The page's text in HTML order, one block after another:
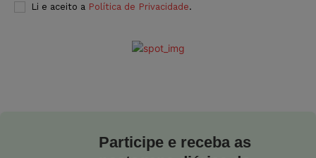
Li e aceito a Política de Privacidade.
Participe e receba as